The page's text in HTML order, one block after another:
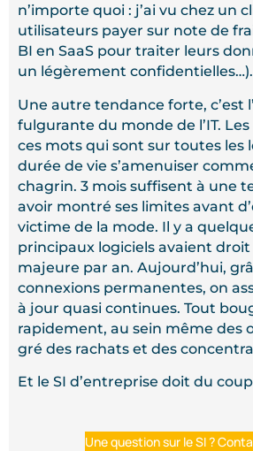
n’importe quoi : j’ai vu chez un
utilisateurs payer sur note de
BI en SaaS pour traiter leurs
un légèrement confidentielles…).
Une autre tendance forte, c’est
fulgurante du monde de l’IT. Les
ces mots qui sont sur toutes les
durée de vie s’amenuiser
chagrin. 3 mois suffisent à une
avoir montré ses limites avant
victime de la mode. Il y a
principaux logiciels avaient droit
majeure par an. Aujourd’hui,
connexions permanentes, on
à jour quasi continues. Tout
rapidement, au sein même des
gré des rachats et des
Et le SI d’entreprise doit du
Une question sur le SI ?